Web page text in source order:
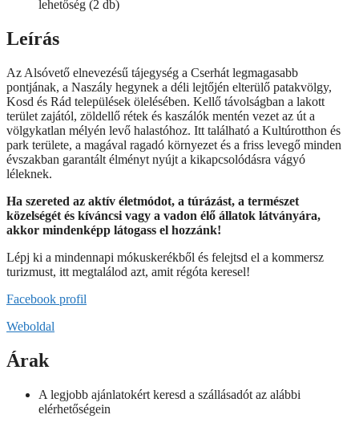
lehetőség (2 db)
Leírás
Az Alsóvető elnevezésű tájegység a Cserhát legmagasabb
pontjának, a Naszály hegynek a déli lejtőjén elterülő patakvölgy,
Kosd és Rád települések ölelésében. Kellő távolságban a lakott
terület zajától, zöldellő rétek és kaszálók mentén vezet az út a
völgykatlan mélyén levő halastóhoz. Itt található a Kultúrotthon és
park területe, a magával ragadó környezet és a friss levegő minden
évszakban garantált élményt nyújt a kikapcsolódásra vágyó
léleknek.
Ha szereted az aktív életmódot, a túrázást, a természet
közelségét és kíváncsi vagy a vadon élő állatok látványára,
akkor mindenképp látogass el hozzánk!
Lépj ki a mindennapi mókuskerékből és felejtsd el a kommersz
turizmust, itt megtalálod azt, amit régóta keresel!
Facebook profil
Weboldal
Árak
A legjobb ajánlatokért keresd a szállásadót az alábbi
elérhetőségein